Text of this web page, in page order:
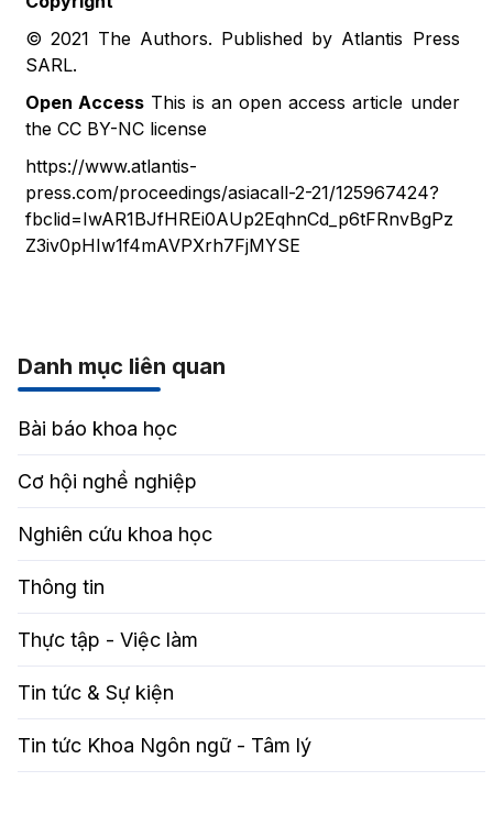
© 2021 The Authors. Published by Atlantis Press
SARL.
Open AccessThis is an open access article under
the CC BY-NC license
https://www.atlantis-
press.com/proceedings/asiacall-2-21/125967424?
fbclid=IwAR1BJfHREi0AUp2EqhnCd_p6tFRnvBgPz
Z3iv0pHIw1f4mAVPXrh7FjMYSE
Danh mục liên quan
Bài báo khoa học
Cơ hội nghề nghiệp
Nghiên cứu khoa học
Thông tin
Thực tập - Việc làm
Tin tức & Sự kiện
Tin tức Khoa Ngôn ngữ - Tâm lý